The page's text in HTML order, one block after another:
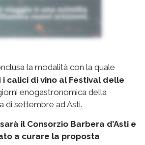
la modalità con la quale
i calici di vino al Festival delle
enogastronomica della
di settembre ad Asti.
sarà il Consorzio Barbera d’Asti e
a curare la proposta